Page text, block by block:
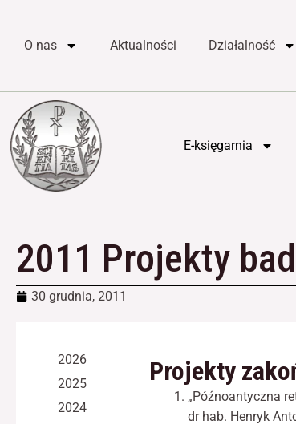
treściO nas Aktualności Działalność
E-księgarnia
2011 Projekty
30 grudnia, 2011
2026
2025
2024
Projekty
„Późnoantyczna
dr hab. Henryk